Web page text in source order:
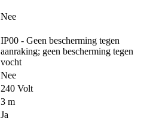
Nee
IP00 - Geen bescherming tegen
aanraking; geen bescherming tegen
vocht
Nee
240 Volt
3 m
Ja